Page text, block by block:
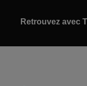
Retrouvez avec